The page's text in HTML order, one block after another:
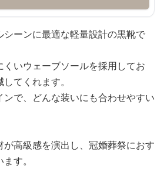
ーンに最適な軽量設計の黒靴で
いウェーブソールを採用してお
てくれます。
で、どんな装いにも合わせやすい
高級感を演出し、冠婚葬祭におす
す。